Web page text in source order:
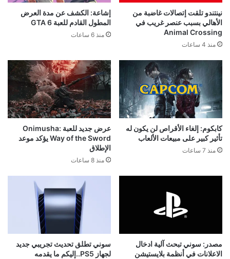
نينتندو تلقت إتصالات غاضبة من
الأهالي بسبب عنصر غريب في
Animal Crossing
منذ 4 ساعات
إشاعة: الكشف عن مدة العرض
المطول القادم للعبة GTA 6
منذ 6 ساعات
كابكوم: إلغاء الأقراص لن يكون له
تأثير كبير على مبيعات الألعاب
منذ 7 ساعات
عرض جديد للعبة Onimusha:
Way of the Sword يؤكد موعد
الإطلاق
منذ 8 ساعات
مصدر: سوني تبحث آلية ادخال
الاعلانات في أنظمة بلايستيشن
سوني تطلق تحديث تجريبي جديد
لجهاز PS5..إليكم ما يقدمه